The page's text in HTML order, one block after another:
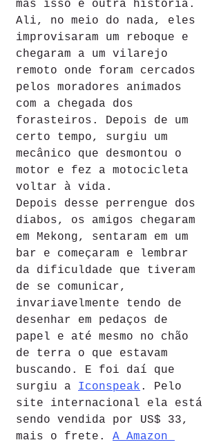
mas isso é outra história.
Ali, no meio do nada, eles
improvisaram um reboque e
chegaram a um vilarejo
remoto onde foram cercados
pelos moradores animados
com a chegada dos
forasteiros. Depois de um
certo tempo, surgiu um
mecânico que desmontou o
motor e fez a motocicleta
voltar à vida.
Depois desse perrengue dos
diabos, os amigos chegaram
em Mekong, sentaram em um
bar e começaram e lembrar
da dificuldade que tiveram
de se comunicar,
invariavelmente tendo de
desenhar em pedaços de
papel e até mesmo no chão
de terra o que estavam
buscando. E foi daí que
surgiu a Iconspeak . Pelo
site internacional ela está
sendo vendida por US$ 33,
mais o frete. A Amazon